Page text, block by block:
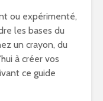
ou expérimenté,
les bases du
un crayon, du
à créer vos
ce guide